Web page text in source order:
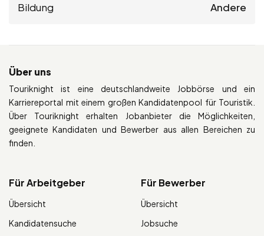
Bildung Andere
Über uns
Touriknight ist eine deutschlandweite Jobbörse und ein
Karriereportal mit einem großen Kandidatenpool für Touristik.
Über Touriknight erhalten Jobanbieter die Möglichkeiten,
geeignete Kandidaten und Bewerber aus allen Bereichen zu
finden.
Für Arbeitgeber
Übersicht
Kandidatensuche
Für Bewerber
Übersicht
Jobsuche